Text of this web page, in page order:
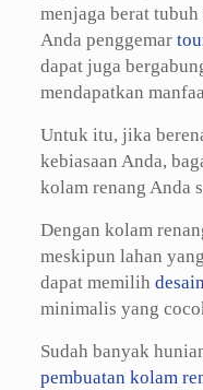
menjaga berat
Anda penggemar
dapat juga
mendapatkan
Untuk itu, jika
kebiasaan Anda,
kolam renang Anda
Dengan kolam
meskipun lahan
dapat memilih
minimalis yang
Sudah banyak
pembuatan kolam